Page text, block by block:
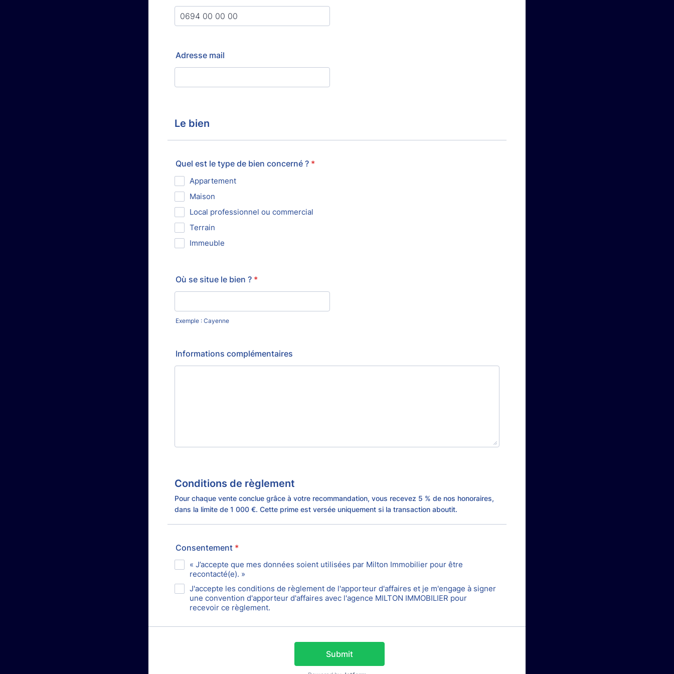
Adresse mail
Le bien
Quel est le type de bien concerné ? *
Appartement
Maison
Local professionnel ou commercial
Terrain
Immeuble
Où se situe le bien ? *
Exemple : Cayenne
Informations complémentaires
Conditions de règlement
Pour chaque vente conclue grâce à votre recommandation, vous recevez 5 % de nos honoraires,
dans la limite de 1 000 €. Cette prime est versée uniquement si la transaction aboutit.
Consentement *
« J’accepte que mes données soient utilisées par Milton Immobilier pour être
recontacté(e). »
J'accepte les conditions de règlement de l'apporteur d'affaires et je m'engage à signer
une convention d'apporteur d'affaires avec l'agence MILTON IMMOBILIER pour
recevoir ce règlement.
Submit